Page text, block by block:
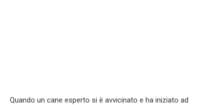
Quando un cane esperto si è avvicinato e ha iniziato ad